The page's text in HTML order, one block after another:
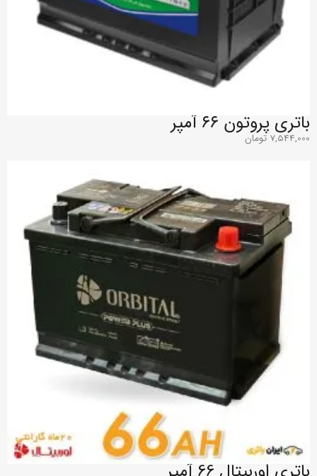
باتری پروتون ۶۶ آمپر
7,544,000 تومان